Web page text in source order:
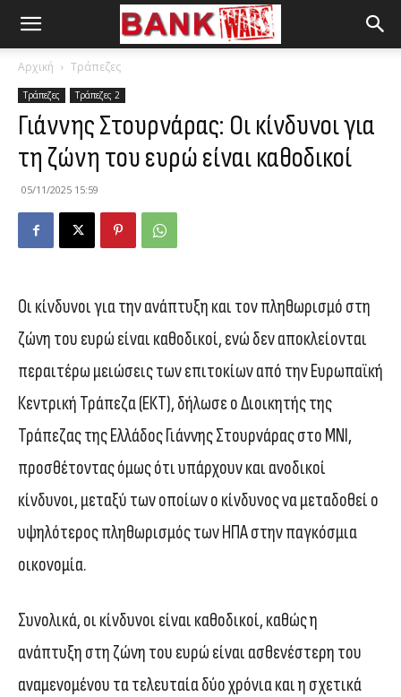
Αρχική Τράπεζες
Τράπεζες Τράπεζες 2
Γιάννης Στουρνάρας: Οι κίνδυνοι για
τη ζώνη του ευρώ είναι καθοδικοί
05/11/2025 15:59
Οι κίνδυνοι για την ανάπτυξη και τον πληθωρισμό στη
ζώνη του ευρώ είναι καθοδικοί, ενώ δεν αποκλείονται
περαιτέρω μειώσεις των επιτοκίων από την Ευρωπαϊκή
Κεντρική Τράπεζα (ΕΚΤ), δήλωσε ο Διοικητής της
Τράπεζας της Ελλάδος Γιάννης Στουρνάρας στο MNI,
προσθέτοντας όμως ότι υπάρχουν και ανοδικοί
κίνδυνοι, μεταξύ των οποίων ο κίνδυνος να μεταδοθεί ο
υψηλότερος πληθωρισμός των ΗΠΑ στην παγκόσμια
οικονομία.
Συνολικά, οι κίνδυνοι είναι καθοδικοί, καθώς η
ανάπτυξη στη ζώνη του ευρώ είναι ασθενέστερη του
αναμενομένου τα τελευταία δύο χρόνια και η σχετικά